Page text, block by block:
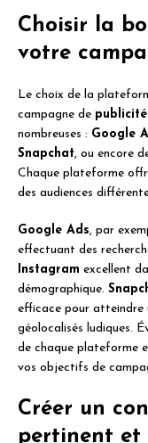
Choisir la
votre
Le choix de la
campagne de
nombreuses : Google
Snapchat, ou encore
Chaque plateforme
des audiences
Google Ads, par
effectuant des
Instagram excellent
démographique.
efficace pour atteindre
géolocalisés ludiques.
de chaque plateforme
vos objectifs de
Créer un
pertinent et